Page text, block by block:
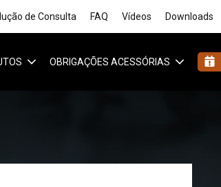
de Consulta FAQ Vídeos Downloads
OBRIGAÇÕES ACESSÓRIAS